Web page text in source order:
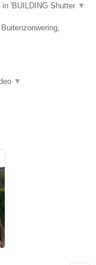
'BUILDING Shutter ▼
▼